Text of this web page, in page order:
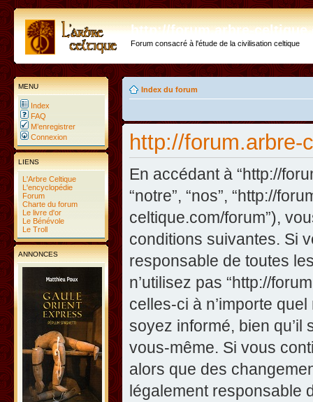
http://forum.arbre-
Forum consacré à l'étude de la civilisation celtique
MENU
Index
FAQ
M’enregistrer
Connexion
LIENS
L'Arbre Celtique
L'encyclopédie
Forum
Charte du forum
Le livre d'or
Le Bénévole
Le Troll
ANNONCES
Index du forum
http://forum.arbre-
En accédant à “http://
“notre”, “nos”, “http://
celtique.com/forum”),
conditions suivantes. Si
responsable de toutes
n’utilisez pas “http://
celles-ci à n’importe
soyez informé, bien
vous-même. Si vous
alors que des
légalement responsable